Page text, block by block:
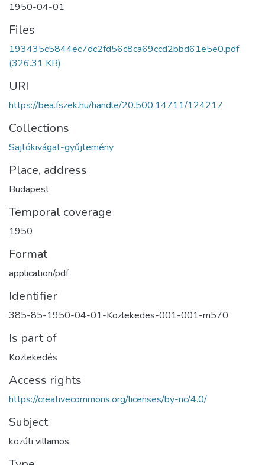
1950-04-01
Files
193435c5844ec7dc2fd56c8ca69ccd2bbd61e5e0.pdf
(326.31 KB)
URI
https://bea.fszek.hu/handle/20.500.14711/124217
Collections
Sajtókivágat-gyűjtemény
Place, address
Budapest
Temporal coverage
1950
Format
application/pdf
Identifier
385-85-1950-04-01-Kozlekedes-001-001-m570
Is part of
Közlekedés
Access rights
https://creativecommons.org/licenses/by-nc/4.0/
Subject
közúti villamos